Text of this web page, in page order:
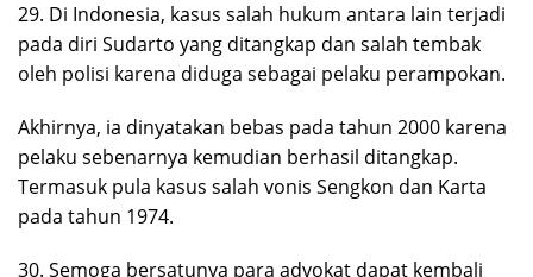
29. Di Indonesia, kasus salah hukum antara lain terjadi
pada diri Sudarto yang ditangkap dan salah tembak
oleh polisi karena diduga sebagai pelaku perampokan.
Akhirnya, ia dinyatakan bebas pada tahun 2000 karena
pelaku sebenarnya kemudian berhasil ditangkap.
Termasuk pula kasus salah vonis Sengkon dan Karta
pada tahun 1974.
30. Semoga bersatunya para advokat dapat kembali